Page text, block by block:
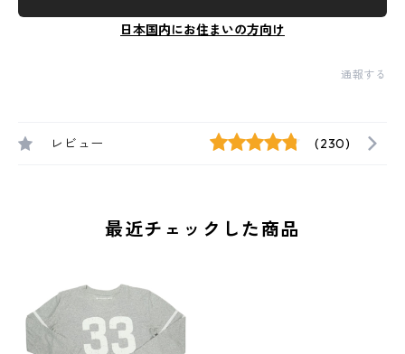
日本国内にお住まいの方向け
通報する
レビュー (230)
最近チェックした商品